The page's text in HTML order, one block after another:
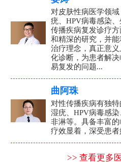
对皮肤性病医学领
疣、HPV病毒感染
传播疾病复发诊疗
和精深的研究，并
治疗理念，真正意
化诊断，为患者解决
易复发的问题...
曲阿珠
对性传播疾病有独
湿疣、HPV病毒感染
非淋等。具备丰富
疗效显着，深受患者
>> 查看更多